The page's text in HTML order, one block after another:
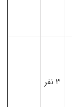
۳ نفر